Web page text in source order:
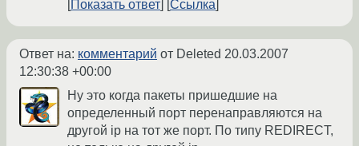
Показать ответ
Ссылка
Ответ на: комментарий от Deleted 20.03.2007
12:30:38 +00:00
Ну это когда пакеты пришедшие на
определенный порт перенаправляются на
другой ip на тот же порт. По типу REDIRECT,